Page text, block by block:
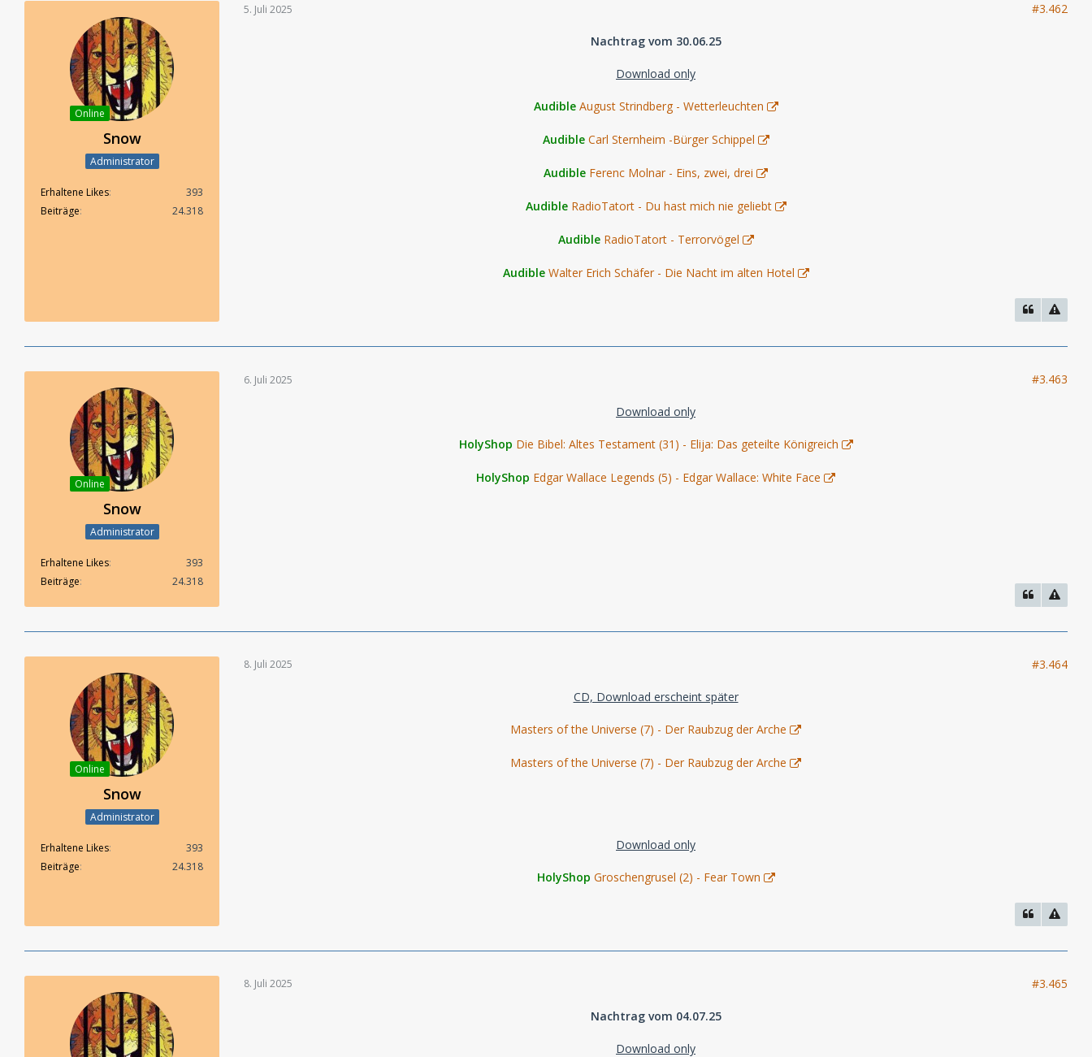
Online
Snow
Administrator
Erhaltene Likes
393
Beiträge
24.318
5. Juli 2025 #3.462
Nachtrag vom 30.06.25
Download only
Audible August Strindberg - Wetterleuchten
Audible Carl Sternheim -Bürger Schippel
Audible Ferenc Molnar - Eins, zwei, drei
Audible RadioTatort - Du hast mich nie geliebt
Audible RadioTatort - Terrorvögel
Audible Walter Erich Schäfer - Die Nacht im alten Hotel
Online
Snow
Administrator
Erhaltene Likes
393
Beiträge
24.318
6. Juli 2025 #3.463
Download only
HolyShop Die Bibel: Altes Testament (31) - Elija: Das geteilte Königreich
HolyShop Edgar Wallace Legends (5) - Edgar Wallace: White Face
Online
Snow
Administrator
Erhaltene Likes
393
Beiträge
24.318
8. Juli 2025 #3.464
CD, Download erscheint später
Masters of the Universe (7) - Der Raubzug der Arche
Masters of the Universe (7) - Der Raubzug der Arche
Download only
HolyShop Groschengrusel (2) - Fear Town
8. Juli 2025 #3.465
Nachtrag vom 04.07.25
Download only